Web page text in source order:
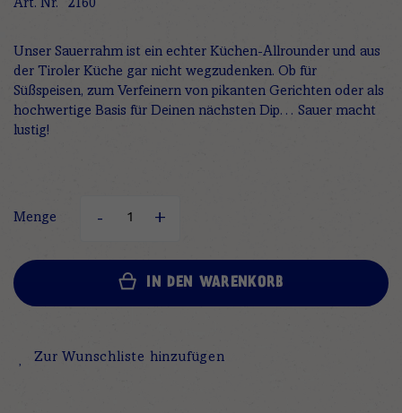
Art. Nr.
2160
Unser Sauerrahm ist ein echter Küchen-Allrounder und aus
der Tiroler Küche gar nicht wegzudenken. Ob für
Süßspeisen, zum Verfeinern von pikanten Gerichten oder als
hochwertige Basis für Deinen nächsten Dip… Sauer macht
lustig!
Menge
IN DEN WARENKORB
Zur Wunschliste hinzufügen